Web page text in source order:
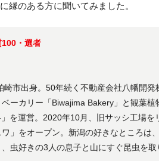
のある方に聞いてみました。
・選者
崎市出身。50年続く不動産会社八幡開発
ーカリー「Biwajima Bakery」と観葉植
」を運営。2020年10月、旧サッシ工場を
」をオープン。新潟の好きなところは
虫好きの3人の息子と山にすぐ昆虫を取